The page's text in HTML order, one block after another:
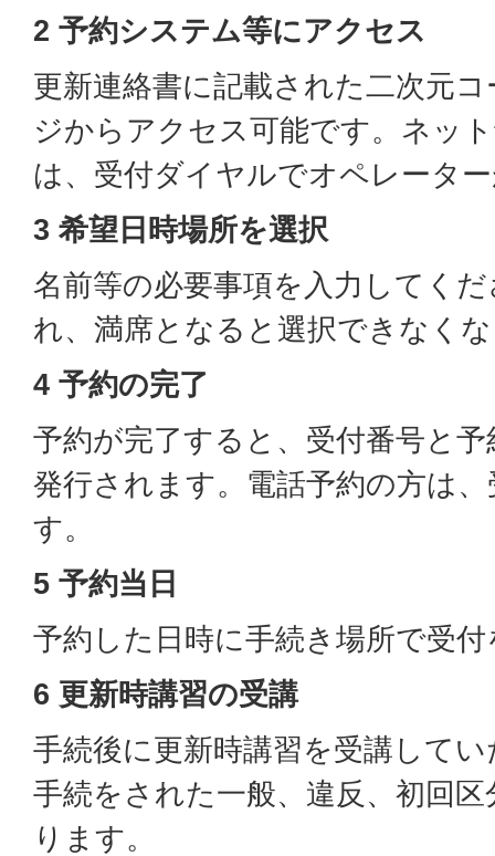
2 予約システム等にアクセス
更新連絡書に記載された二次元
ジからアクセス可能です。ネッ
は、受付ダイヤルでオペレータ
3 希望日時場所を選択
名前等の必要事項を入力してく
れ、満席となると選択できなく
4 予約の完了
予約が完了すると、受付番号と
発行されます。電話予約の方は
す。
5 予約当日
予約した日時に手続き場所で受
6 更新時講習の受講
手続後に更新時講習を受講して
手続をされた一般、違反、初回
ります。